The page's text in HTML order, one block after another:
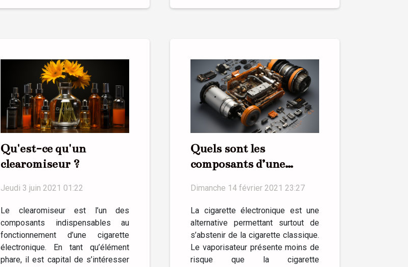
Qu'est-ce qu'un
clearomiseur ?
Jeudi 3 juin 2021 01:22
Le clearomiseur est l’un des
composants indispensables au
fonctionnement d’une cigarette
électronique. En tant qu’élément
phare, il est capital de s’intéresser
Quels sont les
composants d’une
Dimanche 14 février 2021 23:27
La cigarette électronique est une
alternative permettant surtout de
s’abstenir de la cigarette classique.
Le vaporisateur présente moins de
risque que la cigarette